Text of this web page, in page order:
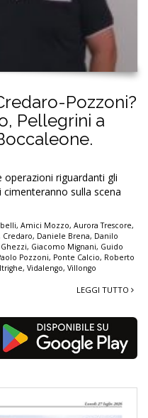
Pozzoni?
Pellegrini a
riguardanti gli
sulla scena
, Amici Mozzo, Aurora Trescore,
Credaro, Daniele Brena, Danilo
Ghezzi, Giacomo Mignani, Guido
Pozzoni, Ponte Calcio, Roberto
, Vidalengo, Villongo
LEGGI TUTTO